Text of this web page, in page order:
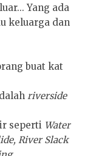
Yang ada
keluarga dan
buat kat
riverside
seperti Water
River Slack